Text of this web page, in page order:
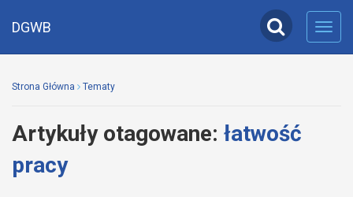
DGWB
Strona Główna Tematy
Artykuły otagowane: łatwość
pracy